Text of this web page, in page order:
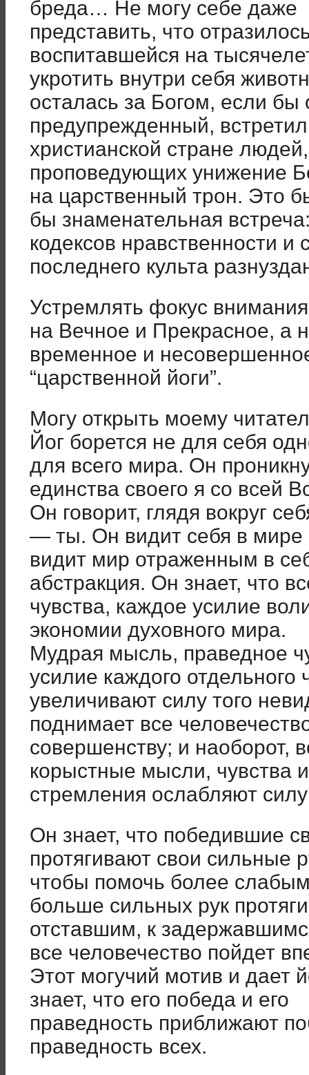
бреда… Не могу себе даже
представить, что
воспитавшейся на
укротить внутри себя
осталась за Богом, если бы
предупрежденный,
христианской стране
проповедующих унижение
на царственный трон. Это
бы знаменательная
кодексов нравственности и
последнего культа
Устремлять фокус
на Вечное и Прекрасное, а
временное и
“царственной йоги”.
Могу открыть моему
Йог борется не для себя
для всего мира. Он
единства своего я со всей
Он говорит, глядя вокруг
— ты. Он видит себя в мире
видит мир отраженным в
абстракция. Он знает, что
чувства, каждое усилие
экономии духовного мира.
Мудрая мысль, праведное
усилие каждого отдельного
увеличивают силу того
поднимает все
совершенству; и наоборот,
корыстные мысли, чувства и
стремления ослабляют силу
Он знает, что победившие
протягивают свои сильные
чтобы помочь более
больше сильных рук
отставшим, к
все человечество пойдет
Этот могучий мотив и дает
знает, что его победа и его
праведность приближают
праведность всех.